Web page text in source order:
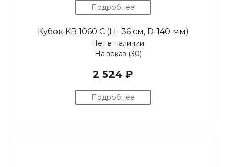
Подробнее
Кубок KB 1060 C (H- 36 см, D-140 мм)
Нет в наличии
На заказ (30)
2 524 ₽
Подробнее